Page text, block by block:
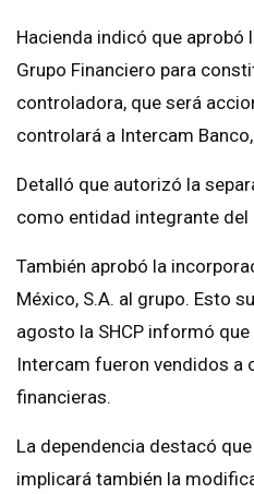
Hacienda indicó que aprobó
Grupo Financiero para
controladora, que será
controlará a Intercam Banco,
Detalló que autorizó la
como entidad integrante
También aprobó la
México, S.A. al grupo. Esto
agosto la SHCP informó
Intercam fueron vendidos a
financieras.
La dependencia destacó
implicará también la